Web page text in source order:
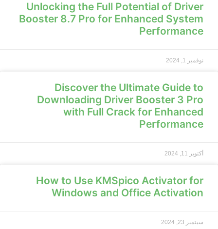
Unlocking the Full Potential of Driver
Booster 8.7 Pro for Enhanced System
Performance
نوفمبر 1, 2024
Discover the Ultimate Guide to
Downloading Driver Booster 3 Pro
with Full Crack for Enhanced
Performance
أكتوبر 11, 2024
How to Use KMSpico Activator for
Windows and Office Activation
سبتمبر 23, 2024